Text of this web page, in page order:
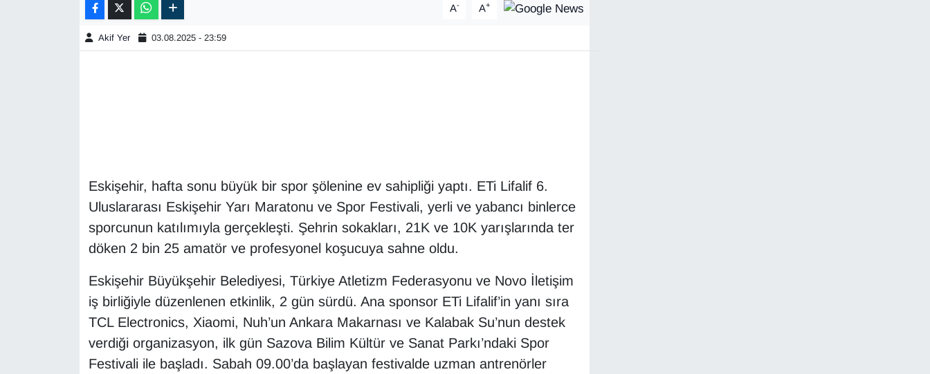
A- A+
Akif Yer 03.08.2025 - 23:59
Eskişehir, hafta sonu büyük bir spor şölenine ev sahipliği yaptı. ETi Lifalif 6.
Uluslararası Eskişehir Yarı Maratonu ve Spor Festivali, yerli ve yabancı binlerce
sporcunun katılımıyla gerçekleşti. Şehrin sokakları, 21K ve 10K yarışlarında ter
döken 2 bin 25 amatör ve profesyonel koşucuya sahne oldu.
Eskişehir Büyükşehir Belediyesi, Türkiye Atletizm Federasyonu ve Novo İletişim
iş birliğiyle düzenlenen etkinlik, 2 gün sürdü. Ana sponsor ETi Lifalif’in yanı sıra
TCL Electronics, Xiaomi, Nuh’un Ankara Makarnası ve Kalabak Su’nun destek
verdiği organizasyon, ilk gün Sazova Bilim Kültür ve Sanat Parkı’ndaki Spor
Festivali ile başladı. Sabah 09.00’da başlayan festivalde uzman antrenörler